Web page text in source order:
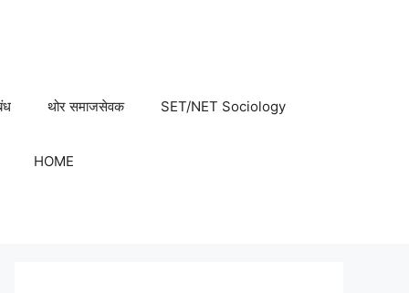
थोर समाजसेवक SET/NET Sociology
HOME